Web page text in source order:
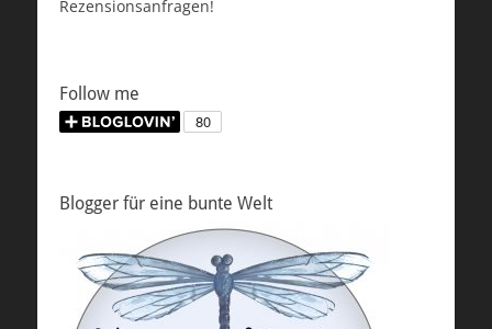
Rezensionsanfragen!
Follow me
Blogger für eine bunte Welt